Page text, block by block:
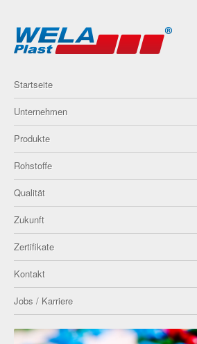
Startseite
Unternehmen
Produkte
Rohstoffe
Qualität
Zukunft
Zertifikate
Kontakt
Jobs / Karriere